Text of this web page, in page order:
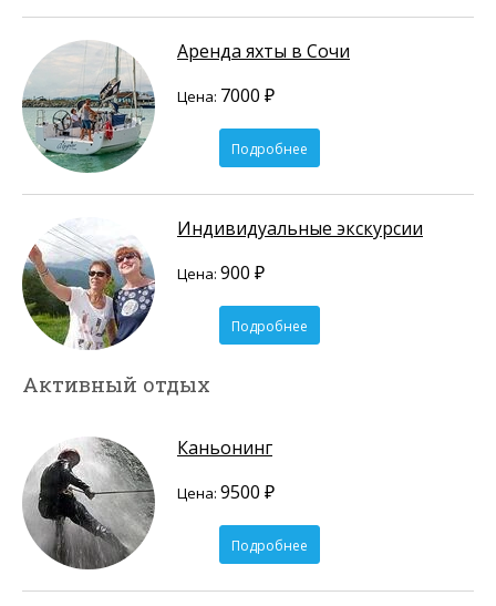
Аренда яхты в Сочи
Цена: 7000 ₽
Подробнее
Индивидуальные экскурсии
Цена: 900 ₽
Подробнее
Активный отдых
Каньонинг
Цена: 9500 ₽
Подробнее